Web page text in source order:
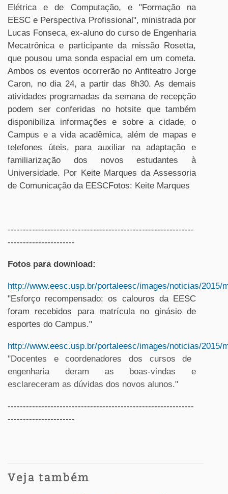
Elétrica e de Computação, e "Formação na
EESC e Perspectiva Profissional", ministrada por
Lucas Fonseca, ex-aluno do curso de Engenharia
Mecatrônica e participante da missão Rosetta,
que pousou uma sonda espacial em um cometa.
Ambos os eventos ocorrerão no Anfiteatro Jorge
Caron, no dia 24, a partir das 8h30. As demais
atividades programadas da semana de recepção
podem ser conferidas no hotsite que também
disponibiliza informações e sobre a cidade, o
Campus e a vida acadêmica, além de mapas e
telefones úteis, para auxiliar na adaptação e
familiarização dos novos estudantes à
Universidade. Por Keite Marques da Assessoria
de Comunicação da EESCFotos: Keite Marques
-------------------------------------------------------------
----------------------
Fotos para download:
http://www.eesc.usp.br/portaleesc/images/noticias/
"Esforço recompensado: os calouros da EESC
foram recebidos para matrícula no ginásio de
esportes do Campus."
http://www.eesc.usp.br/portaleesc/images/noticias/
"Docentes e coordenadores dos cursos de
engenharia deram as boas-vindas e
esclareceram as dúvidas dos novos alunos."
-------------------------------------------------------------
----------------------
Veja também